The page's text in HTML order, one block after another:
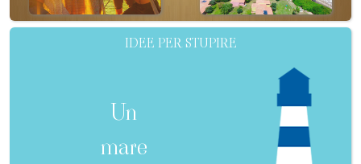
IDEE PER STUPIRE
Un
mare